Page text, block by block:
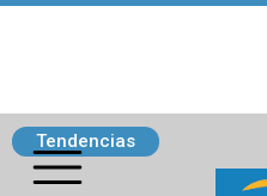
Tendencias